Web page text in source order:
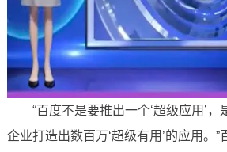
“百度不是要推出一个‘超级应用’，
企业打造出数百万‘超级有用’的应用。